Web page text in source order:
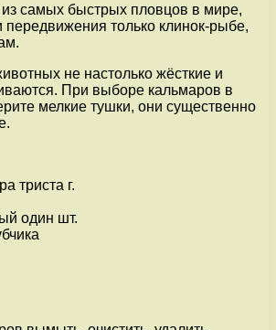
самых быстрых пловцов в мире,
передвижения только клинок-рыбе,
не настолько жёсткие и
При выборе кальмаров в
мелкие тушки, они существенно
триста г.
один шт.